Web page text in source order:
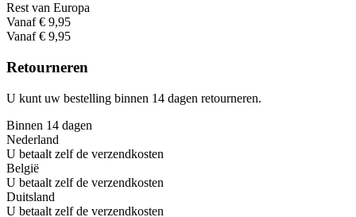
Rest van Europa
Vanaf € 9,95
Vanaf € 9,95
Retourneren
U kunt uw bestelling binnen 14 dagen retourneren.
Binnen 14 dagen
Nederland
U betaalt zelf de verzendkosten
België
U betaalt zelf de verzendkosten
Duitsland
U betaalt zelf de verzendkosten